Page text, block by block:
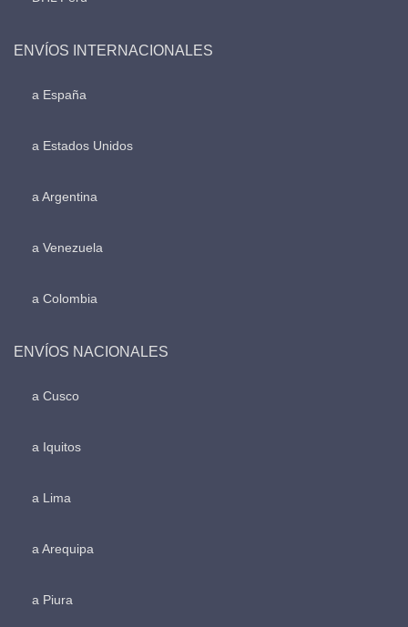
ENVÍOS INTERNACIONALES
a España
a Estados Unidos
a Argentina
a Venezuela
a Colombia
ENVÍOS NACIONALES
a Cusco
a Iquitos
a Lima
a Arequipa
a Piura